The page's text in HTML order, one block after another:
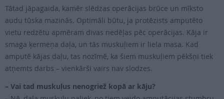
Tātad jāpagaida, kamēr slēdzas operācijas brūce un mīksto
audu tūska mazinās. Optimāli būtu, ja protēzists amputēto
vietu redzētu apmēram divas nedēļas pēc operācijas. Kāja ir
smaga ķermeņa daļa, un tās muskuļiem ir liela masa. Kad
amputē kājas daļu, tas nozīmē, ka šiem muskuļiem pēkšņi tiek
atņemts darbs – vienkārši vairs nav slodzes.
– Vai tad muskuļus nenogriež kopā ar kāju?